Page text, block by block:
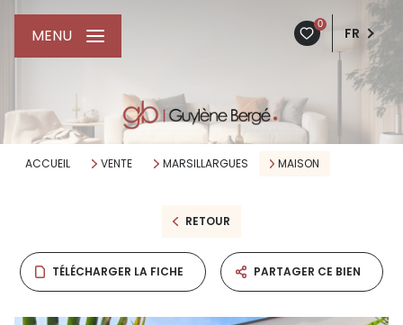
0
FR
MENU
ACCUEIL VENTE MARSILLARGUES MAISON
RETOUR
TÉLÉCHARGER LA FICHE PARTAGER CE BIEN